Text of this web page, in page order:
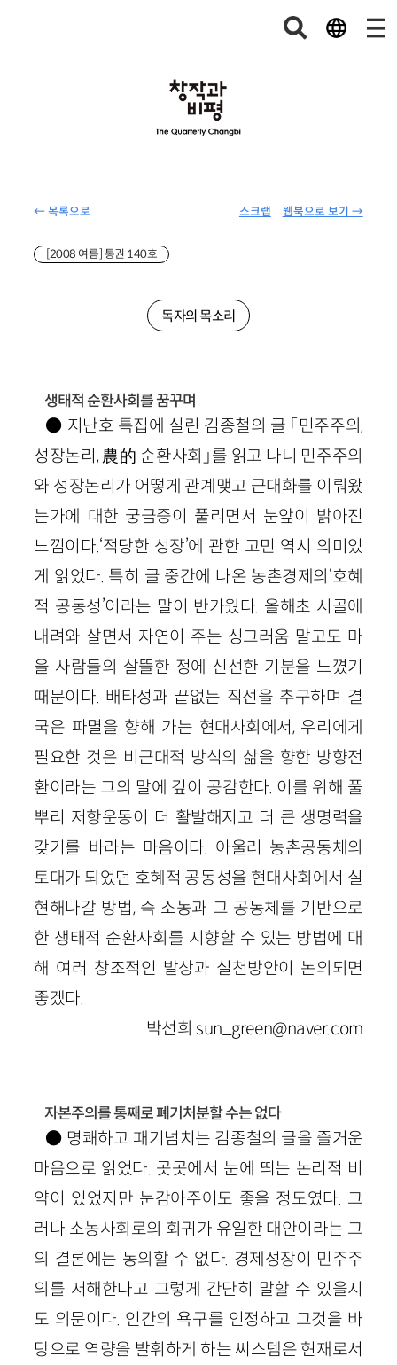
← 목록으로 웹북으로 보기 →
스크랩
[2008 여름] 통권 140호
독자의 목소리
생태적 순환사회를 꿈꾸며
● 지난호 특집에 실린 김종철의 글 「민주주의,
성장논리, 農的 순환사회」를 읽고 나니 민주주의
와 성장논리가 어떻게 관계맺고 근대화를 이뤄왔
는가에 대한 궁금증이 풀리면서 눈앞이 밝아진
느낌이다.‘적당한 성장’에 관한 고민 역시 의미있
게 읽었다. 특히 글 중간에 나온 농촌경제의‘호혜
적 공동성’이라는 말이 반가웠다. 올해초 시골에
내려와 살면서 자연이 주는 싱그러움 말고도 마
을 사람들의 살뜰한 정에 신선한 기분을 느꼈기
때문이다. 배타성과 끝없는 직선을 추구하며 결
국은 파멸을 향해 가는 현대사회에서, 우리에게
필요한 것은 비근대적 방식의 삶을 향한 방향전
환이라는 그의 말에 깊이 공감한다. 이를 위해 풀
뿌리 저항운동이 더 활발해지고 더 큰 생명력을
갖기를 바라는 마음이다. 아울러 농촌공동체의
토대가 되었던 호혜적 공동성을 현대사회에서 실
현해나갈 방법, 즉 소농과 그 공동체를 기반으로
한 생태적 순환사회를 지향할 수 있는 방법에 대
해 여러 창조적인 발상과 실천방안이 논의되면
좋겠다.
박선희 sun_green@naver.com
자본주의를 통째로 폐기처분할 수는 없다
● 명쾌하고 패기넘치는 김종철의 글을 즐거운
마음으로 읽었다. 곳곳에서 눈에 띄는 논리적 비
약이 있었지만 눈감아주어도 좋을 정도였다. 그
러나 소농사회로의 회귀가 유일한 대안이라는 그
의 결론에는 동의할 수 없다. 경제성장이 민주주
의를 저해한다고 그렇게 간단히 말할 수 있을지
도 의문이다. 인간의 욕구를 인정하고 그것을 바
탕으로 역량을 발휘하게 하는 씨스템은 현재로서